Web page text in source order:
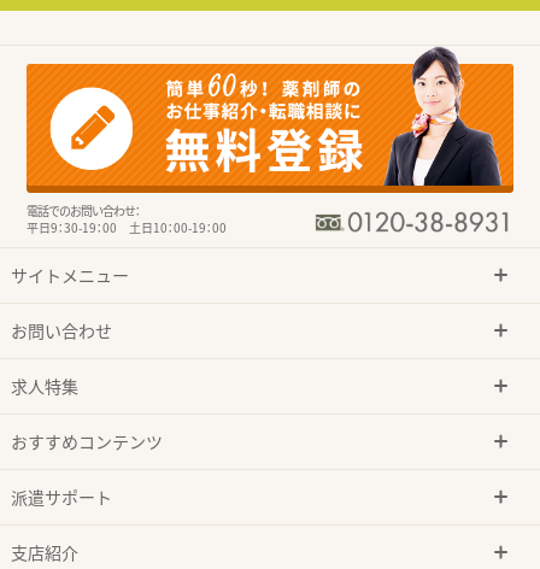
電話でのお問い合わせ：
平日9：30-19：00 土日10：00-19：00
サイトメニュー
お問い合わせ
求人特集
おすすめコンテンツ
派遣サポート
支店紹介